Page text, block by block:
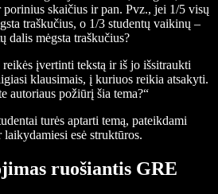
skaičius ir pan. Pvz., jei 1/5 visų
traškučius, o 1/3 studentų vaikinų –
dalis mėgsta traškučius?
įvertinti tekstą ir iš jo išsitraukti
klausimais, į kuriuos reikia atsakyti.
autoriaus požiūrį šia tema?“
turės aptarti temą, pateikdami
esė struktūros.
ruošiantis GRE